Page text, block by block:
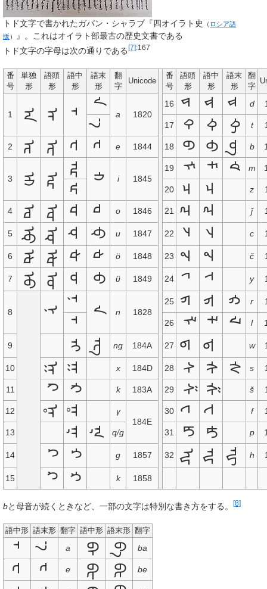
トド文字で書かれたガバン・シャラブ『四オイラト史 （ ロシア語
版 ）
』。これはオイラト部最古の歴史文書である
トド文字の字母は次の通りである [7]:167
番
号
単独
形
語頭
形
語中
形
語末
形
翻
字
Unicode
番
号
語頭
形
語中
形
語末
形
翻
字
1 ᠠ ᠠ‍ ‍᠊ᠠ‍
᠊ᠠ
a 1820
16 ᡑ‍ ᠊ᡑ‍ ᠊ᡑ d
᠊ᠠ᠋ 17 ᡐ‍ ᠊ᡐ‍ ᠊ᡐ t
2 ᡄ ᡄ‍ ᠊ᡄ‍ ᠊ᡄ e 1844 18 ᡋ‍ ᠊ᡋ‍ ᠊ᡋ b
3 ᡅ ᡅ‍
᠊ᡅ᠋‍‍ ᠊ᡅ i 1845
19 ᡏ‍ ᠊ᡏ‍ ᠊ᡏ m
᠊ᡅ‍ 20 ᠴ‍ ᠊ᠴ‍ z
4 ᡆ ᡆ‍ ᠊ᡆ‍ ᠊ᡆ o 1846 21 ᡓ‍ ᠊ᡓ‍ ǰ
5 ᡇ ᡇ‍ ᠊ᡇ‍ ᠊ᡇ u 1847 22 ᡔ‍ ᠊ᡔ‍ c
6 ᡈ ᡈ‍ ᠊ᡈ‍ ᠊ᡈ ö 1848 23 ᡒ‍ ᠊ᡒ‍ č
7 ᡉ ᡉ‍ ᠊ᡉ‍ ᠊ᡉ ü 1849 24 ᡕ‍ ᠊ᡕ‍ y
8 ᠨ‍‍
᠊ᠨ‍
᠊ᠨ n 1828
25 ᠷ‍ ᠊ᠷ‍ ᠊ᠷ r
᠊ᠨ᠋‍ 26 ᠯ‍ ᠊ᠯ‍ ᠊ᠯ l
9 ᠊ᡊ‍ ᠊ᡊ ng 184A 27 ᡖ‍ ᠊ᡖ‍ w
10 ᡍ‍ ᠊ᡍ‍ x 184D 28 ᠰ‍ ᠊ᠰ‍ ᠊ᠰ s
11 ᠺ‍ ᠊ᠺ‍ k 183A 29 ᠱ‍ ᠊ᠱ‍ š
12 ᡎ‍ ᠊ᡎ‍
γ
184E
30 ᠸ‍ ᠊ᠸ‍ f
13 ᠊ᡎ‍᠋‍‍ ᠊ᡎ q/g 31 ᡌ‍ ᠊ᡌ‍ p
14 ᡗ‍ ᠊ᡗ‍ g 1857 32 ᡙ‍ ᠊ᡙ‍ ᠊ᡙ h
15 ᡘ‍ ᠊ᡘ‍ k 1858
bと母音が続くときなど、一部の文字は特別な書き方をする。 [8]
語中形 語末形 翻字 語中形 語末形 翻字
᠊ᠠ‍ ᠊ᠠ᠋ a ᡋᠠ‍ ᡋᠠ᠋ ba
᠊ᡄ‍ ᠊ᡄ e ᡋᡄ‍ ᡋᡄ be